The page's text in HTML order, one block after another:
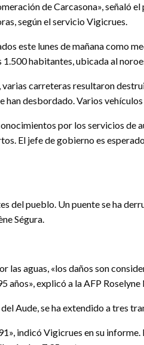
de Carcasona», señaló
según el servicio Vigicrues.
este lunes de mañana como
habitantes, ubicada al
carreteras resultaron
han desbordado. Varios
por los servicios
El jefe de gobierno es
del pueblo. Un puente se ha
Ségura.
aguas, «los daños son
años», explicó a la AFP
Aude, se ha extendido a tres
indicó Vigicrues en su